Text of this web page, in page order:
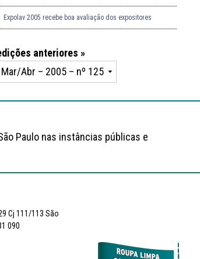
Expolav 2005 recebe boa avaliação dos expositores
anteriores »
Paulo nas instâncias públicas e
Cj 111/113 São
090